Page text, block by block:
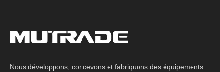
Nous développons, concevons et fabriquons des équipements